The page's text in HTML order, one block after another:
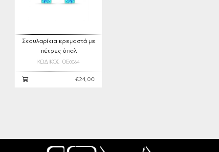
Σκουλαρίκια κρεμαστά με
πέτρες όπαλ
ΚΩΔΙΚΟΣ: OE0064
€24,00